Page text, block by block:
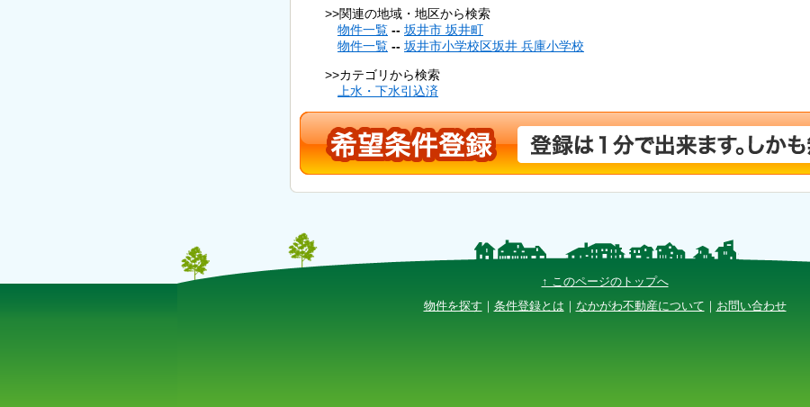
>>関連の地域・地区から検索
物件一覧 -- 坂井市 坂井町
物件一覧 -- 坂井市小学校区坂井 兵庫小学校
>>カテゴリから検索
上水・下水引込済
↑ このページのトップへ
物件を探す ｜ 条件登録とは ｜ なかがわ不動産について ｜ お問い合わせ